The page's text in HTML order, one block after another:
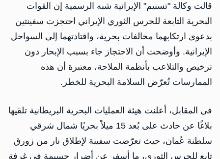
قالت وكالة "تسنيم" الإيرانية شبه الرسمية إن القوات
البحرية التابعة للحرس الثوري الإيراني احتجزت سفينتين
بدعوى ارتكابهما مخالفات بحرية، واقتادتهما إلى السواحل
الإيرانية. وأوضحت أن الاحتجاز جاء بسبب الإبحار دون
ترخيص والتلاعب بأنظمة الملاحة، معتبرة أن هذه
الممارسات تُعرّض السلامة البحرية للخطر.
في المقابل، أعلنت هيئة العمليات البحرية البريطانية تلقيها
بلاغًا عن حادث على بُعد 15 ميلاً بحريًا شمال شرقي
سلطنة عُمان، حيث تعرّضت سفينة لإطلاق نار من زورق
تابع للحرس الثوري، ما أسفر عن أضرار جسيمة في غرفة